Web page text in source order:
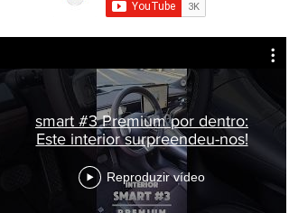
smart #3 Premium por dentro:
Este interior surpreendeu-nos!
Reproduzir vídeo